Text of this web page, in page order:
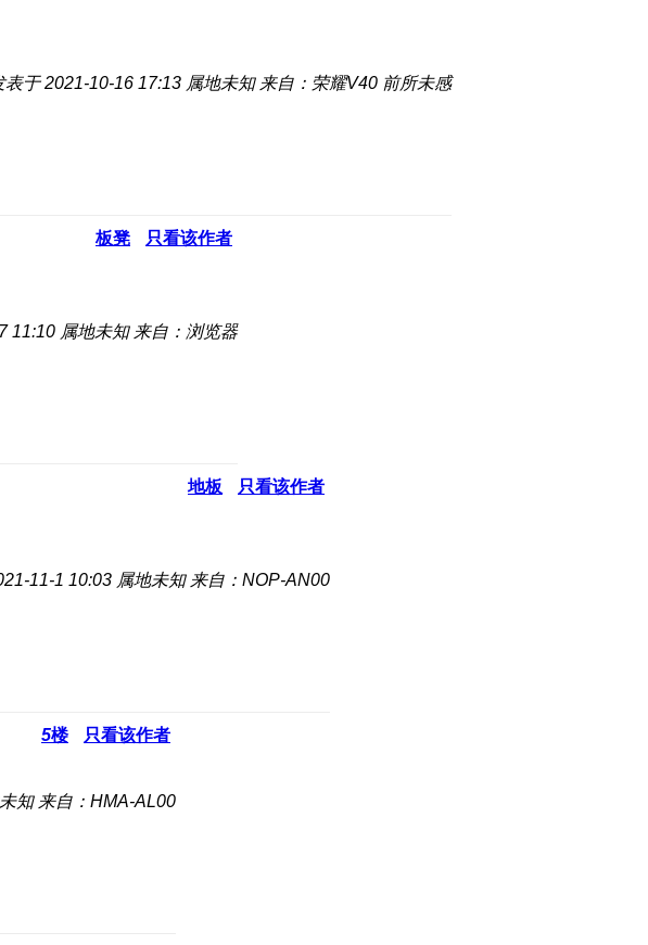
表于 2021-10-16 17:13 属地未知 来自：荣耀V40 前所未感
板凳 只看该作者
11:10 属地未知 来自：浏览器
地板 只看该作者
11-1 10:03 属地未知 来自：NOP-AN00
5楼 只看该作者
知 来自：HMA-AL00